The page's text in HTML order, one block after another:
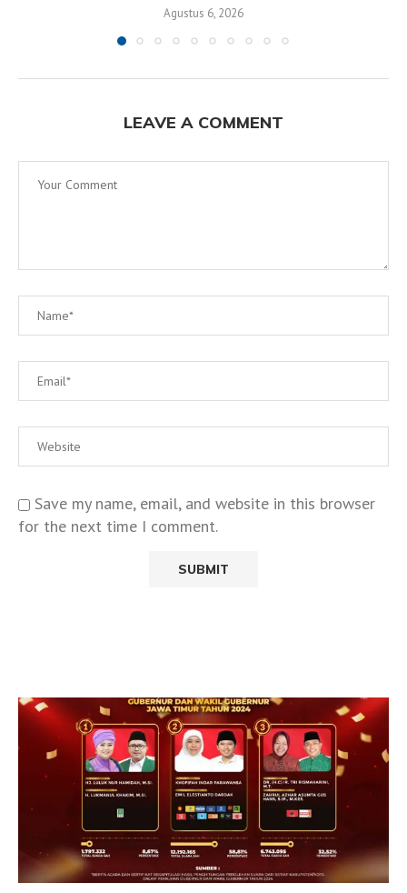
Agustus 6, 2026
LEAVE A COMMENT
Save my name, email, and website in this browser
for the next time I comment.